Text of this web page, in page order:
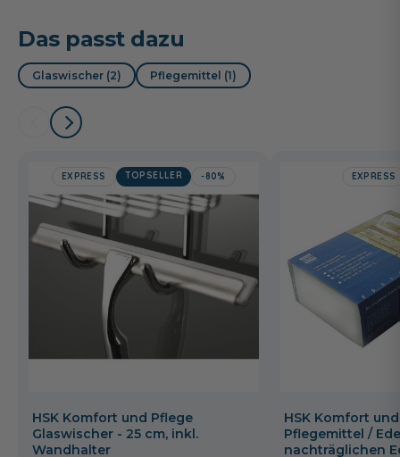
Das passt dazu
Glaswischer (2) Pflegemittel (1)
EXPRESS TOPSELLER -80%
HSK Komfort und Pflege
Glaswischer - 25 cm, inkl.
Wandhalter
EXPRESS
HSK Komfort
Pflegemittel /
nachträglichen